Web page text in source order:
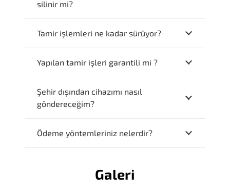
silinir mi?
Tamir işlemleri ne kadar sürüyor?
Yapılan tamir işleri garantili mi ?
Şehir dışından cihazımı nasıl
göndereceğim?
Ödeme yöntemleriniz nelerdir?
Galeri